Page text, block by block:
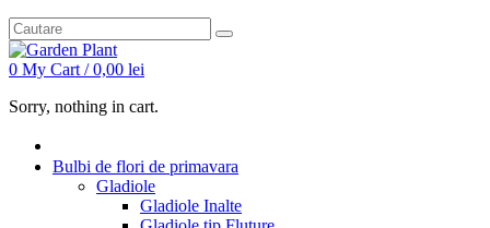
0 My Cart /0,00 lei
Sorry, nothing in cart.
Bulbi de flori de primavara
Gladiole
Gladiole Inalte